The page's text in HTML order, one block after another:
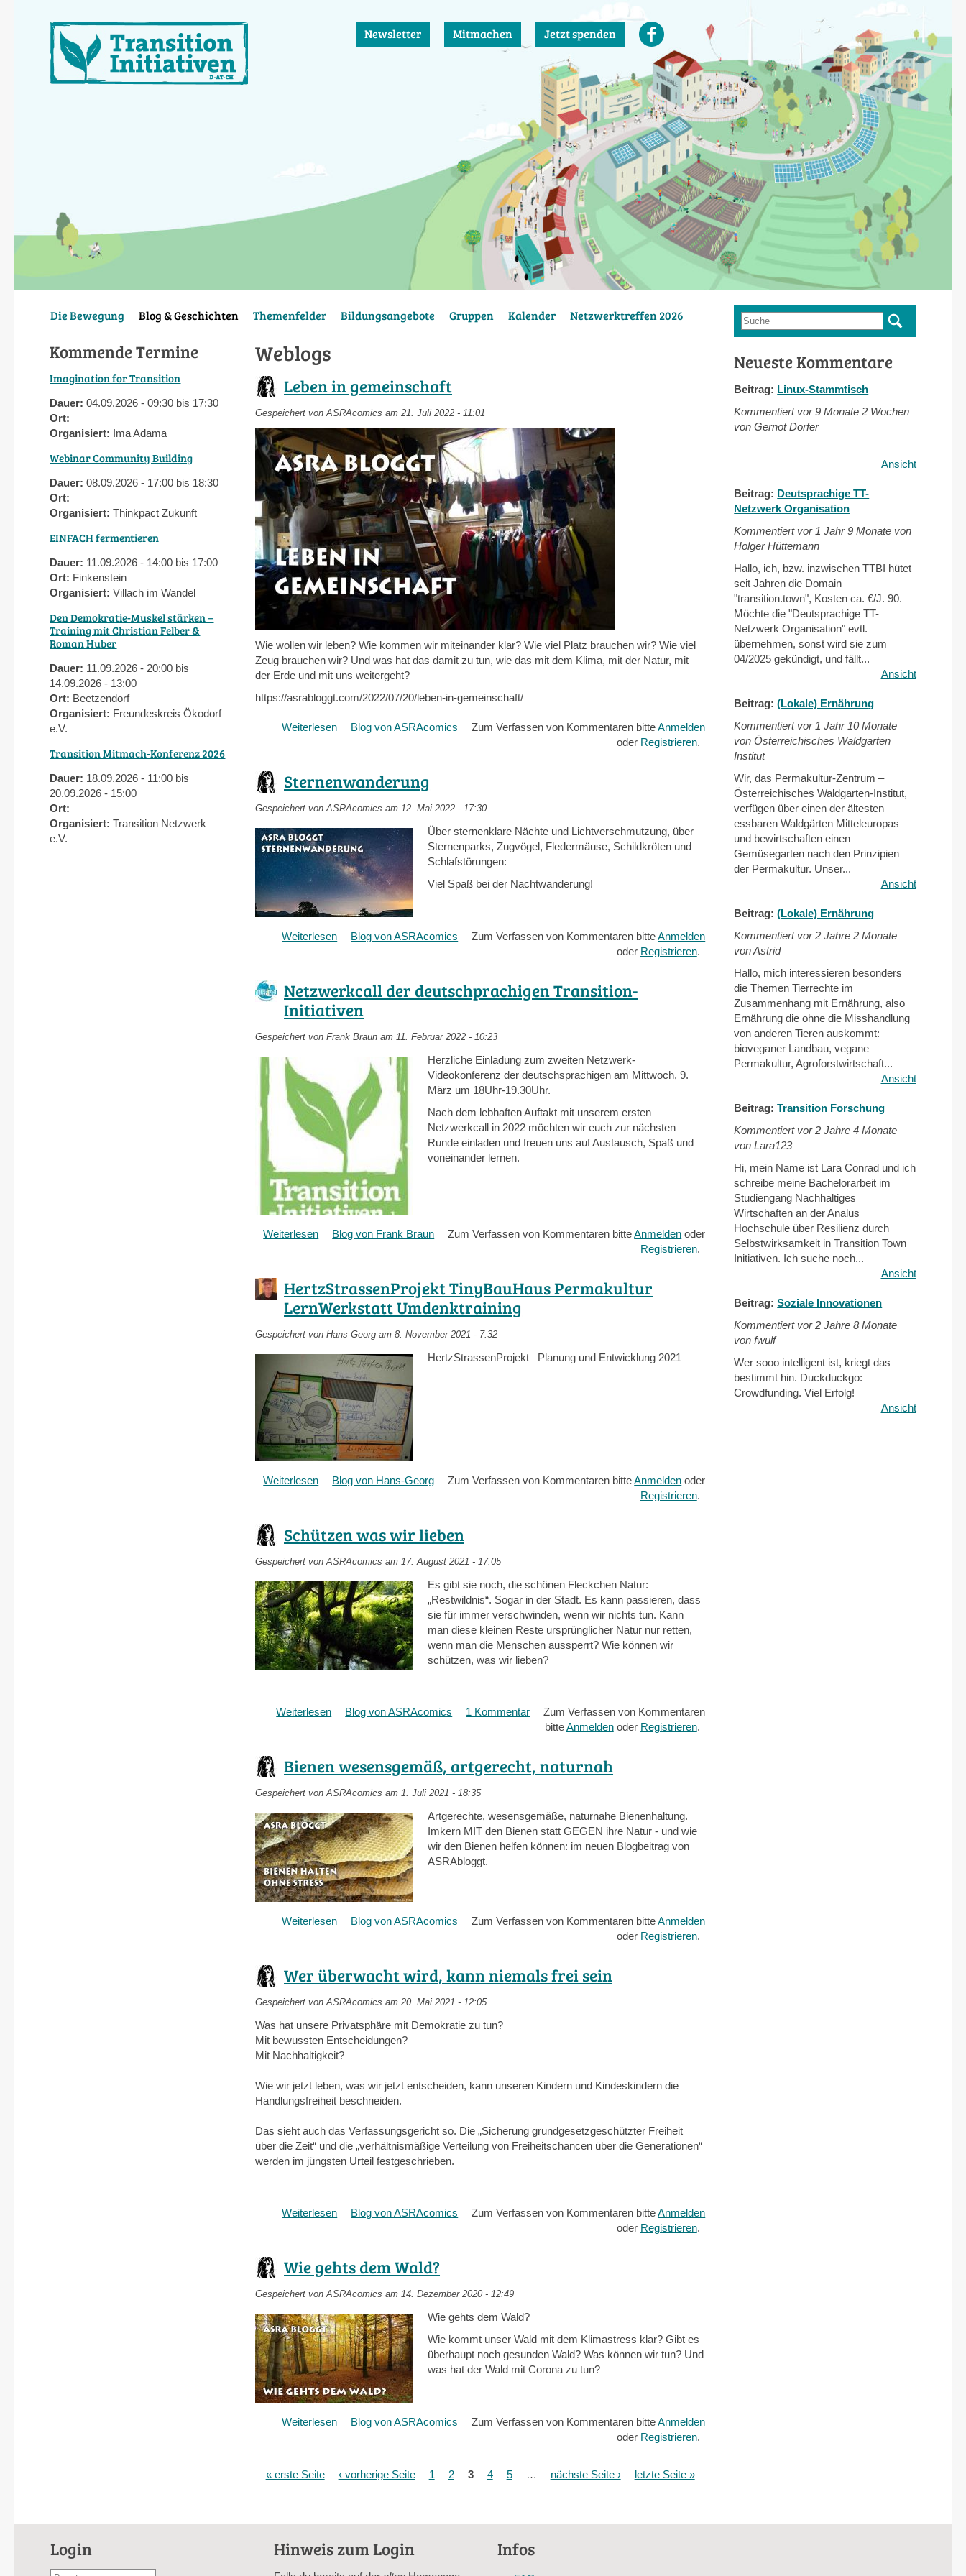
Newsletter Mitmachen Jetzt spenden
Die Bewegung Blog & Geschichten Themenfelder Bildungsangebote Gruppen Kalender Netzwerktreffen 2026
Weblogs
Leben in gemeinschaft
Gespeichert vonASRAcomics am 21. Juli 2022 - 11:01
Wie wollen wir leben? Wie kommen wir miteinander klar? Wie viel Platz brauchen wir? Wie viel
Zeug brauchen wir? Und was hat das damit zu tun, wie das mit dem Klima, mit der Natur, mit
der Erde und mit uns weitergeht?
https://asrabloggt.com/2022/07/20/leben-in-gemeinschaft/
Weiterlesen überBlog von ASRAcomics Zum Verfassen von Kommentaren bitteAnmelden
oder Registrieren.
Sternenwanderung
Gespeichert vonASRAcomics am 12. Mai 2022 - 17:30
Über sternenklare Nächte und Lichtverschmutzung, über
Sternenparks, Zugvögel, Fledermäuse, Schildkröten und
Schlafstörungen:
Viel Spaß bei der Nachtwanderung!
Weiterlesen überBlog von ASRAcomics Zum Verfassen von Kommentaren bitteAnmelden
oder Registrieren.
Netzwerkcall der deutschprachigen Transition-
Initiativen
Gespeichert vonFrank Braun am 11. Februar 2022 - 10:23
Herzliche Einladung zum zweiten Netzwerk-
Videokonferenz der deutschsprachigen am Mittwoch, 9.
März um 18Uhr-19.30Uhr.
Nach dem lebhaften Auftakt mit unserem ersten
Netzwerkcall in 2022 möchten wir euch zur nächsten
Runde einladen und freuen uns auf Austausch, Spaß und
voneinander lernen.
Weiterlesen über
Transition-
Initiativen
Blog von Frank Braun Zum Verfassen von Kommentaren bitteAnmelden oder
Registrieren.
HertzStrassenProjekt TinyBauHaus Permakultur
LernWerkstatt Umdenktraining
Gespeichert vonHans-Georg am 8. November 2021 - 7:32
HertzStrassenProjekt Planung und Entwicklung 2021
Weiterlesen über
LernWerkstatt
Umdenktraining
Blog von Hans-Georg Zum Verfassen von Kommentaren bitteAnmelden oder
Registrieren.
Schützen was wir lieben
Gespeichert vonASRAcomics am 17. August 2021 - 17:05
Es gibt sie noch, die schönen Fleckchen Natur:
„Restwildnis“. Sogar in der Stadt. Es kann passieren, dass
sie für immer verschwinden, wenn wir nichts tun. Kann
man diese kleinen Reste ursprünglicher Natur nur retten,
wenn man die Menschen aussperrt? Wie können wir
schützen, was wir lieben?
Weiterlesen über
lieben
Blog von ASRAcomics 1 Kommentar
Zum Verfassen von Kommentaren
bitteAnmeldenoder Registrieren.
Bienen wesensgemäß, artgerecht, naturnah
Gespeichert vonASRAcomics am 1. Juli 2021 - 18:35
Artgerechte, wesensgemäße, naturnahe Bienenhaltung.
Imkern MIT den Bienen statt GEGEN ihre Natur - und wie
wir den Bienen helfen können: im neuen Blogbeitrag von
ASRAbloggt.
Weiterlesen über
naturnah
Blog von ASRAcomics Zum Verfassen von Kommentaren bitteAnmelden
oder Registrieren.
Wer überwacht wird, kann niemals frei sein
Gespeichert vonASRAcomics am 20. Mai 2021 - 12:05
Was hat unsere Privatsphäre mit Demokratie zu tun?
Mit bewussten Entscheidungen?
Mit Nachhaltigkeit?
Wie wir jetzt leben, was wir jetzt entscheiden, kann unseren Kindern und Kindeskindern die
Handlungsfreiheit beschneiden.
Das sieht auch das Verfassungsgericht so. Die „Sicherung grundgesetzgeschützter Freiheit
über die Zeit“ und die „verhältnismäßige Verteilung von Freiheitschancen über die Generationen“
werden im jüngsten Urteil festgeschrieben.
Weiterlesen über
kann
niemals
sein
Blog von ASRAcomics Zum Verfassen von Kommentaren bitteAnmelden
oder Registrieren.
Wie gehts dem Wald?
Gespeichert vonASRAcomics am 14. Dezember 2020 - 12:49
Wie gehts dem Wald?
Wie kommt unser Wald mit dem Klimastress klar? Gibt es
überhaupt noch gesunden Wald? Was können wir tun? Und
was hat der Wald mit Corona zu tun?
Weiterlesen über
Wald?
Blog von ASRAcomics Zum Verfassen von Kommentaren bitteAnmelden
oder Registrieren.
Seiten
« erste Seite ‹ vorherige Seite 1 2 3 4 5 nächste Seite › letzte Seite »
Kommende Termine
Imagination for Transition
Dauer:04.09.2026 - 09:30 bis 17:30
Ort:
Organisiert: Ima Adama
Webinar Community Building
Dauer:08.09.2026 - 17:00 bis 18:30
Ort:
Organisiert:Thinkpact Zukunft
EINFACH fermentieren
Dauer: 11.09.2026 - 14:00 bis 17:00
Ort: Finkenstein
Organisiert:Villach im Wandel
Den Demokratie-Muskel stärken –
Training mit Christian Felber &
Roman Huber
Dauer: 11.09.2026 - 20:00 bis
14.09.2026 - 13:00
Ort: Beetzendorf
Organisiert: Freundeskreis Ökodorf
e.V.
Transition Mitmach-Konferenz 2026
Dauer: 18.09.2026 - 11:00 bis
20.09.2026 - 15:00
Ort:
Organisiert:Transition Netzwerk
e.V.
Suchformular
Suche
Neueste Kommentare
Beitrag: Linux-Stammtisch
Kommentiert vor9 Monate 2 Wochen
von Gernot Dorfer
Ansicht
Beitrag: Deutsprachige TT-
Netzwerk Organisation
Kommentiert vor 1 Jahr 9 Monate von
Holger Hüttemann
Hallo, ich, bzw. inzwischen TTBI hütet
seit Jahren die Domain
"transition.town", Kosten ca. €/J. 90.
Möchte die "Deutsprachige TT-
Netzwerk Organisation" evtl.
übernehmen, sonst wird sie zum
04/2025 gekündigt, und fällt...
Ansicht
Beitrag:(Lokale) Ernährung
Kommentiert vor 1 Jahr 10 Monate
von Österreichisches Waldgarten
Institut
Wir, das Permakultur-Zentrum –
Österreichisches Waldgarten-Institut,
verfügen über einen der ältesten
essbaren Waldgärten Mitteleuropas
und bewirtschaften einen
Gemüsegarten nach den Prinzipien
der Permakultur. Unser...
Ansicht
Beitrag:(Lokale) Ernährung
Kommentiert vor2 Jahre 2 Monate
von Astrid
Hallo, mich interessieren besonders
die Themen Tierrechte im
Zusammenhang mit Ernährung, also
Ernährung die ohne die Misshandlung
von anderen Tieren auskommt:
bioveganer Landbau, vegane
Permakultur, Agroforstwirtschaft...
Ansicht
Beitrag:Transition Forschung
Kommentiert vor2 Jahre 4 Monate
von Lara123
Hi, mein Name ist Lara Conrad und ich
schreibe meine Bachelorarbeit im
Studiengang Nachhaltiges
Wirtschaften an der Analus
Hochschule über Resilienz durch
Selbstwirksamkeit in Transition Town
Initiativen. Ich suche noch...
Ansicht
Beitrag:Soziale Innovationen
Kommentiert vor2 Jahre 8 Monate
von fwulf
Wer sooo intelligent ist, kriegt das
bestimmt hin. Duckduckgo:
Crowdfunding. Viel Erfolg!
Ansicht
Login Hinweis zum Login Infos